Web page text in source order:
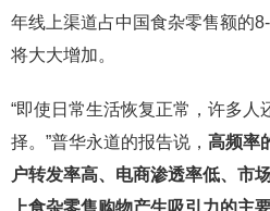
年线上渠道占中国食杂零售额的
将大大增加。
“即使日常生活恢复正常，许多人
择。”普华永道的报告说， 高频率
户转发率高、电商渗透率低、市
上食杂零售购物产生吸引力的主要